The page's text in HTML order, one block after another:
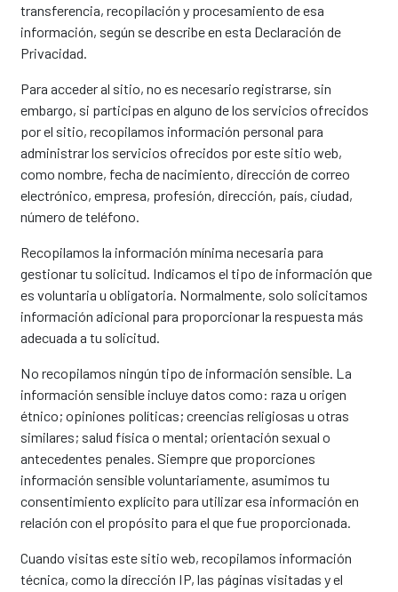
transferencia, recopilación y procesamiento de esa
información, según se describe en esta Declaración de
Privacidad.
Para acceder al sitio, no es necesario registrarse, sin
embargo, si participas en alguno de los servicios ofrecidos
por el sitio, recopilamos información personal para
administrar los servicios ofrecidos por este sitio web,
como nombre, fecha de nacimiento, dirección de correo
electrónico, empresa, profesión, dirección, país, ciudad,
número de teléfono.
Recopilamos la información mínima necesaria para
gestionar tu solicitud. Indicamos el tipo de información que
es voluntaria u obligatoria. Normalmente, solo solicitamos
información adicional para proporcionar la respuesta más
adecuada a tu solicitud.
No recopilamos ningún tipo de información sensible. La
información sensible incluye datos como: raza u origen
étnico; opiniones políticas; creencias religiosas u otras
similares; salud física o mental; orientación sexual o
antecedentes penales. Siempre que proporciones
información sensible voluntariamente, asumimos tu
consentimiento explícito para utilizar esa información en
relación con el propósito para el que fue proporcionada.
Cuando visitas este sitio web, recopilamos información
técnica, como la dirección IP, las páginas visitadas y el